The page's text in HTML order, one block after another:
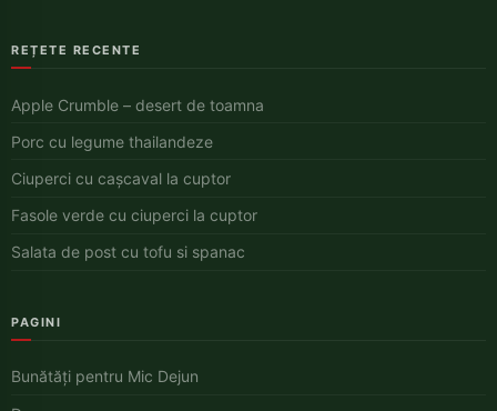
REȚETE RECENTE
Apple Crumble – desert de toamna
Porc cu legume thailandeze
Ciuperci cu cașcaval la cuptor
Fasole verde cu ciuperci la cuptor
Salata de post cu tofu si spanac
PAGINI
Bunătăți pentru Mic Dejun